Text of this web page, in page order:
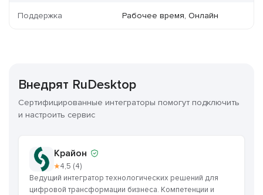
Поддержка Рабочее время, Онлайн
Внедрят RuDesktop
Сертифицированные интеграторы помогут подключить
и настроить сервис
Крайон
★4,5 (4)
Ведущий интегратор технологических решений для
цифровой трансформации бизнеса. Компетенции и